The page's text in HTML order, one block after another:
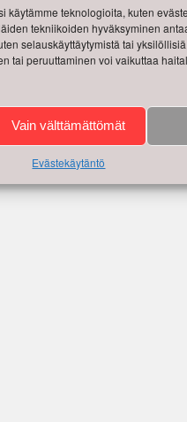
käytämme teknologioita, kuten
tekniikoiden hyväksyminen
selauskäyttäytymistä tai
tai peruuttaminen voi vaikuttaa
Vain välttämättömät
Evästekäytäntö